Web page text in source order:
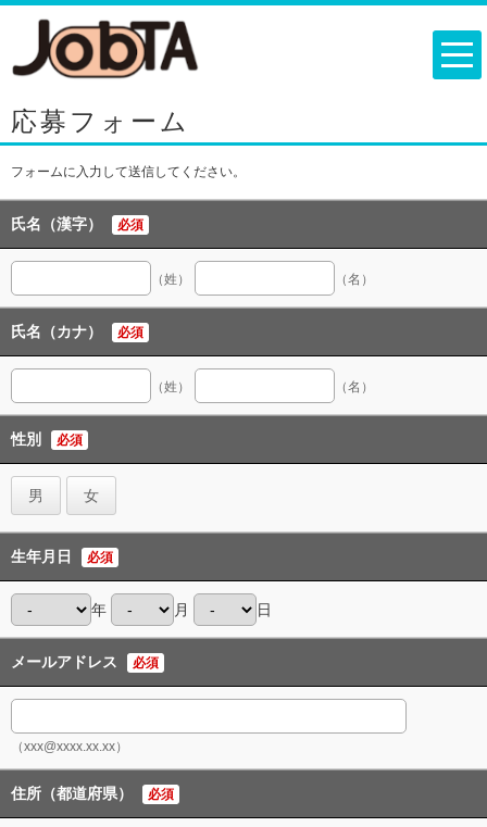
応募フォーム
フォームに入力して送信してください。
氏名（漢字） 必須
（姓） （名）
氏名（カナ） 必須
（姓） （名）
性別 必須
男 女
生年月日 必須
年 月 日
メールアドレス 必須
（xxx@xxxx.xx.xx）
住所（都道府県） 必須